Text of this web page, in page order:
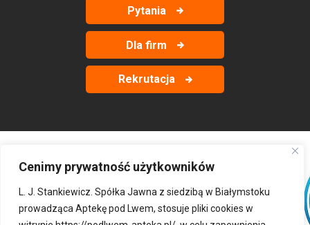
Cenimy prywatność użytkowników
L. J. Stankiewicz. Spółka Jawna z siedzibą w Białymstoku
prowadząca Aptekę pod Lwem, stosuje pliki cookies w
Pytania
Dla firm
Rekrutacja
‹